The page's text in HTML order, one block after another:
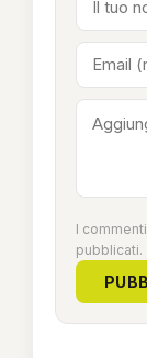
I
pubblicati.